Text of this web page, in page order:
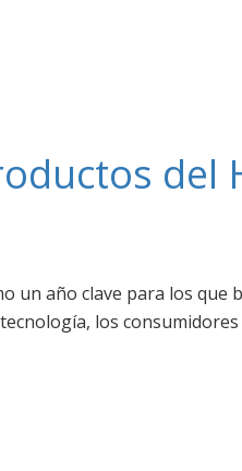
del
un año clave para los
los